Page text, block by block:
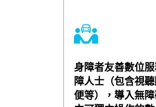
身障者友善數位
障人士（包含視
便等），導入無